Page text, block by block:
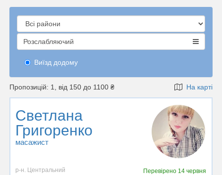
Розслабляючий
Виїзд додому
Пропозицій: 1, від 150 до 1100 ₴ На карті
Светлана
Григоренко
масажист
р-н. Центральний Перевірено 14 червня